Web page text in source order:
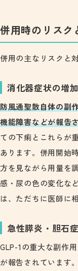
併用時のリスク
併用の主なリスクと
消化器症状の増
防風通聖散自体の副
機能障害などが報告
ての下痢とこれらが
あります。併用開始
方を見ながら用量を
感・尿の色の変化な
は、ただちに医師に
急性膵炎・胆石
GLP-1の重大な副作
が報告されています